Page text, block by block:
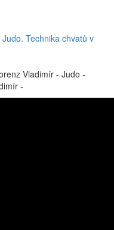
Judo. Technika chvatů v